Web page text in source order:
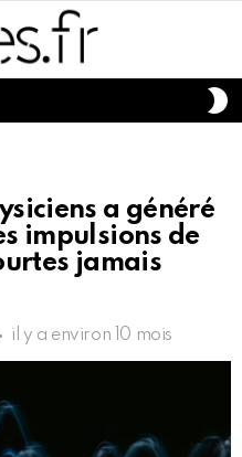
a généré
impulsions de
jamais
il y a environ 10 mois